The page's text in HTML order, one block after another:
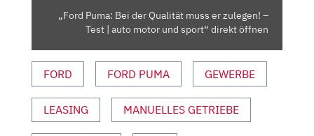
AUTO
MOTOR
SPORT“
VON
„Ford Puma: Bei der Qualität muss er zulegen! –
Test | auto motor und sport“ direkt öffnen
FORD FORD PUMA GEWERBE
LEASING MANUELLES GETRIEBE